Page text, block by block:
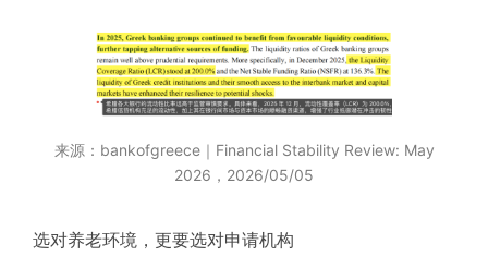
来源：bankofgreece｜Financial Stability Review: May
2026，2026/05/05
选对养老环境，更要选对申请机构